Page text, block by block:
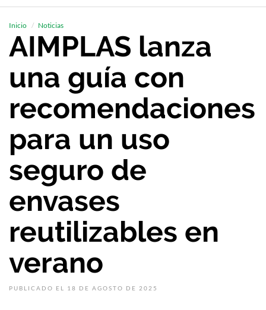
Inicio Noticias
AIMPLAS lanza
una guía con
recomendaciones
para un uso
seguro de
envases
reutilizables en
verano
PUBLICADO EL 18 DE AGOSTO DE 2025